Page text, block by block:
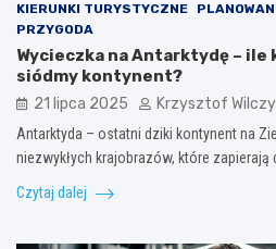
KIERUNKI TURYSTYCZNE
PRZYGODA
Wycieczka na Antarktydę –
siódmy kontynent?
21 lipca 2025 Krzysztof
Antarktyda – ostatni dziki kontynent na
niezwykłych krajobrazów, które zapierają
Czytaj dalej